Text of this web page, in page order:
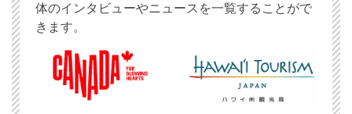
体のインタビューやニュースを一覧することがで
きます。